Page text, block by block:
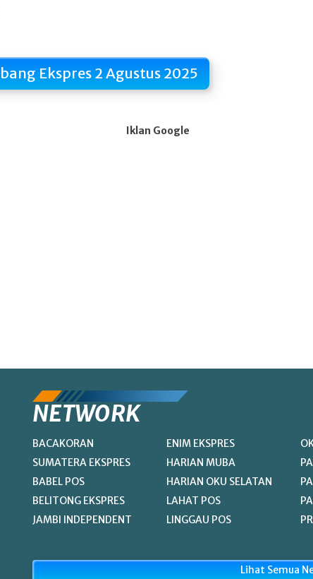
Ekspres 2 Agustus 2025
Iklan Google
NETWORK
BACAKORAN
SUMATERA EKSPRES
BABEL POS
BELITONG EKSPRES
JAMBI INDEPENDENT
ENIM EKSPRES
HARIAN MUBA
HARIAN OKU SELATAN
LAHAT POS
LINGGAU POS
Lihat Semua